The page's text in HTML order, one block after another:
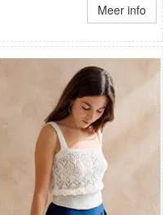
Meer info